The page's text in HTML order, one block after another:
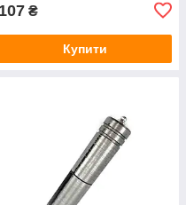
107 ₴
Купити